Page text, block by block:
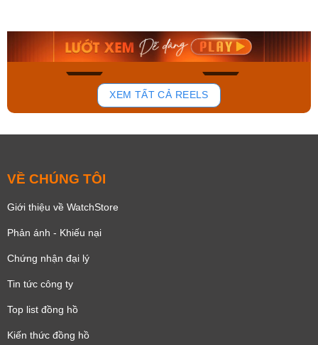
194
Mua ngay Mua ngay
XEM TẤT CẢ REELS
VỀ CHÚNG TÔI
Giới thiệu về WatchStore
Phản ánh - Khiếu nại
Chứng nhận đại lý
Tin tức công ty
Top list đồng hồ
Kiến thức đồng hồ